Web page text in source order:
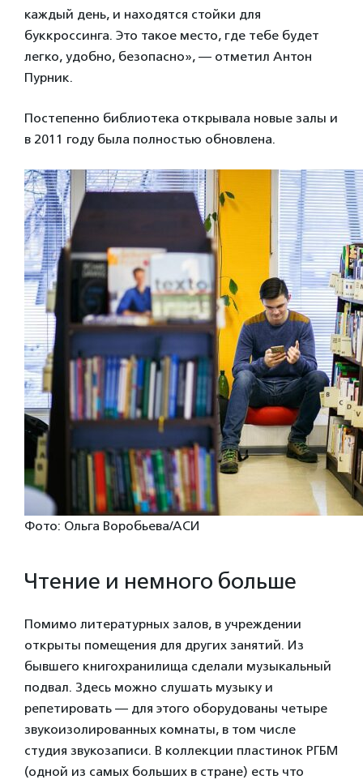
каждый день, и находятся стойки для
буккроссинга. Это такое место, где тебе будет
легко, удобно, безопасно», — отметил Антон
Пурник.
Постепенно библиотека открывала новые залы и
в 2011 году была полностью обновлена.
Фото: Ольга Воробьева/АСИ
Чтение и немного больше
Помимо литературных залов, в учреждении
открыты помещения для других занятий. Из
бывшего книгохранилища сделали музыкальный
подвал. Здесь можно слушать музыку и
репетировать — для этого оборудованы четыре
звукоизолированных комнаты, в том числе
студия звукозаписи. В коллекции пластинок РГБМ
(одной из самых больших в стране) есть что